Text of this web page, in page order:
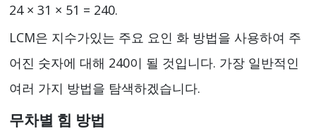
24 × 31 × 51 = 240.
LCM은 지수가있는 주요 요인 화 방법을 사용하여 주
어진 숫자에 대해 240이 될 것입니다. 가장 일반적인
여러 가지 방법을 탐색하겠습니다.
무차별 힘 방법